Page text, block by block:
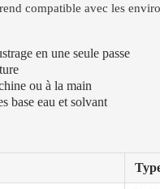
compatible avec les
en une seule passe
ou à la main
base eau et solvant